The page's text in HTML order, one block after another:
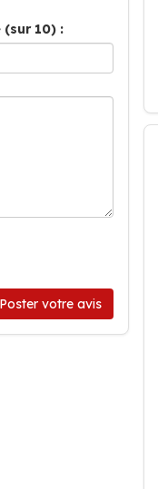
(sur 10) :
Poster votre avis